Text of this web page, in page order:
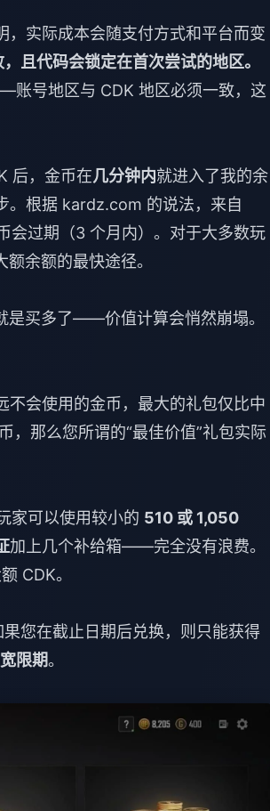
实际成本会随支付方式和平台而变
且代码会锁定在首次尝试的地区。
账号地区与 CDK 地区必须一致，这
后，金币在几分钟内就进入了我的余
根据 kardz.com 的说法，来自
会过期（3 个月内）。对于大多数玩
额余额的最快途径。
是买多了——价值计算会悄然崩塌。
不会使用的金币，最大的礼包仅比中
，那么您所谓的“最佳价值”礼包实际
家可以使用较小的 510 或 1,050
加上几个补给箱——完全没有浪费。
CDK。
您在截止日期后兑换，则只能获得
限期。